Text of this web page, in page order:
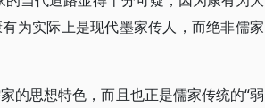
为实际上是现代墨家传人，而绝非儒家
的思想特色，而且也正是儒家传统的“弱